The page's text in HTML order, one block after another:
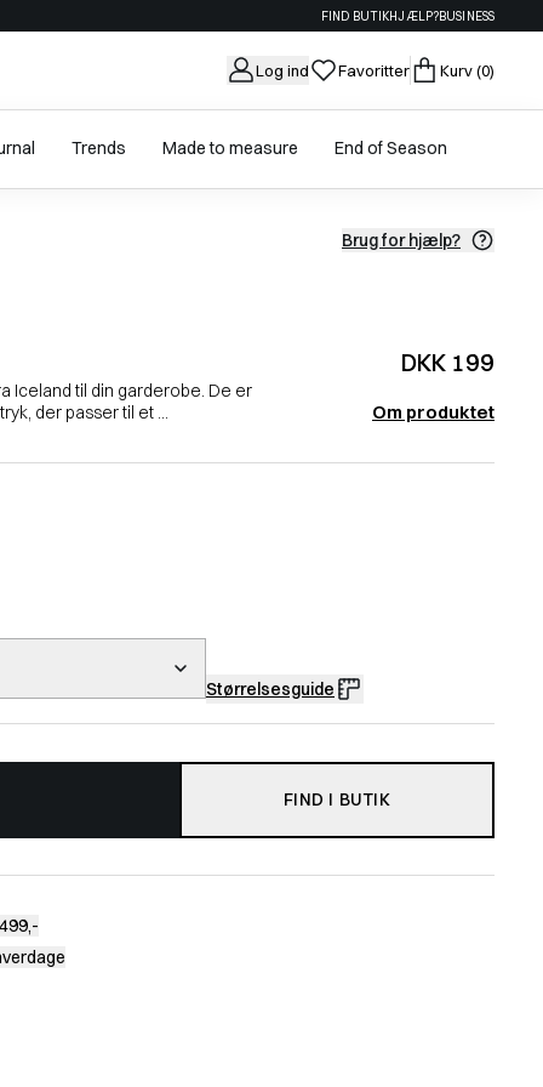
FIND BUTIKHJÆLP?BUSINESS
Log ind Favoritter Kurv(0)
Trends Made to measure End of Season
Brug for hjælp?
DKK 199
Iceland til din garderobe. De er
der passer til et ...
Om produktet
Størrelsesguide
FIND I BUTIK